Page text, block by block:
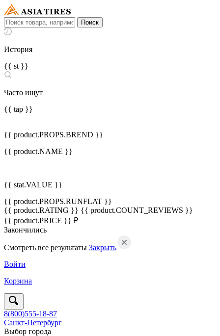
История
{{ st }}
Часто ищут
{{ tap }}
{{ product.PROPS.BREND }}
{{ product.NAME }}
{{ stat.VALUE }}
{{ product.PROPS.RUNFLAT }}
{{ product.RATING }} {{ product.COUNT_REVIEWS }}
{{ product.PRICE }} ₽
Закончились
Смотреть все результаты Закрыть
Войти
Корзина
8(800)555-18-87
Санкт-Петербург
Выбор города